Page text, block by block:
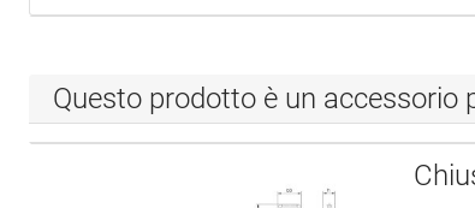
Questo prodotto è un accessorio